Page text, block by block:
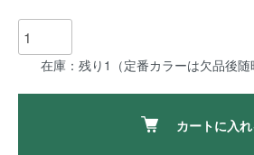
在庫：残り1（定番カラーは欠品後随
カートに入